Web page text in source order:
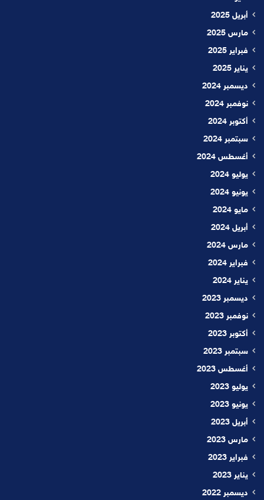
أبريل 2025
مارس 2025
فبراير 2025
يناير 2025
ديسمبر 2024
نوفمبر 2024
أكتوبر 2024
سبتمبر 2024
أغسطس 2024
يوليو 2024
يونيو 2024
مايو 2024
أبريل 2024
مارس 2024
فبراير 2024
يناير 2024
ديسمبر 2023
نوفمبر 2023
أكتوبر 2023
سبتمبر 2023
أغسطس 2023
يوليو 2023
يونيو 2023
أبريل 2023
مارس 2023
فبراير 2023
يناير 2023
ديسمبر 2022